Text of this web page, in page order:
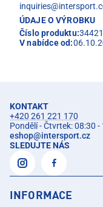
ÚDAJE O VÝROBKU
Číslo produktu:
V nabídce od:
KONTAKT
+420 261 221 170
Pondělí - Čtvrtek: 08:30
eshop@intersport.cz
SLEDUJTE NÁS
INFORMACE